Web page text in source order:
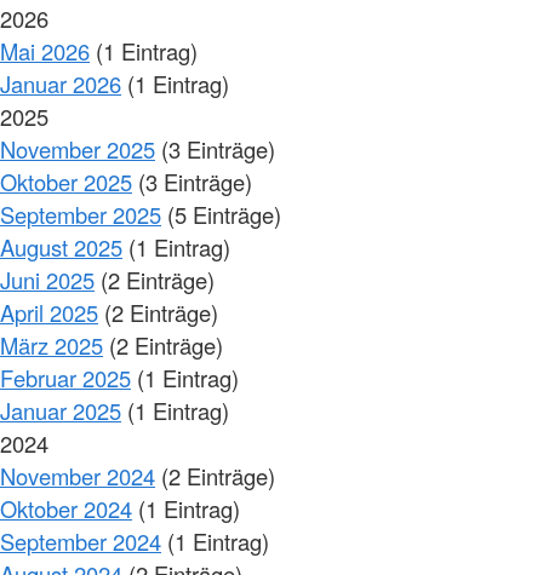
2026
Mai 2026 (1 Eintrag)
Januar 2026 (1 Eintrag)
2025
November 2025 (3 Einträge)
Oktober 2025 (3 Einträge)
September 2025 (5 Einträge)
August 2025 (1 Eintrag)
Juni 2025 (2 Einträge)
April 2025 (2 Einträge)
März 2025 (2 Einträge)
Februar 2025 (1 Eintrag)
Januar 2025 (1 Eintrag)
2024
November 2024 (2 Einträge)
Oktober 2024 (1 Eintrag)
September 2024 (1 Eintrag)